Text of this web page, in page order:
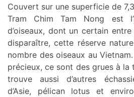
Couvert sur une superficie de
Tram Chim Tam Nong est
d’oiseaux, dont un certain
disparaître, cette réserve
nombre des oiseaux au
précieux, ce sont des grues à la
trouve aussi d’autres
d’Asie, pélican lotus et